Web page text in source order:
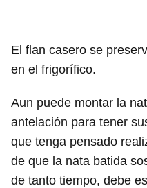
El flan casero se
en el frigorífico.
Aun puede montar la
antelación para tener
que tenga pensado
de que la nata batida
de tanto tiempo, debe